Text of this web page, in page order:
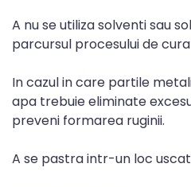
A nu se utiliza solventi sau
parcursul procesului de
In cazul in care partile
apa trebuie eliminate
preveni formarea ruginii.
A se pastra intr-un loc